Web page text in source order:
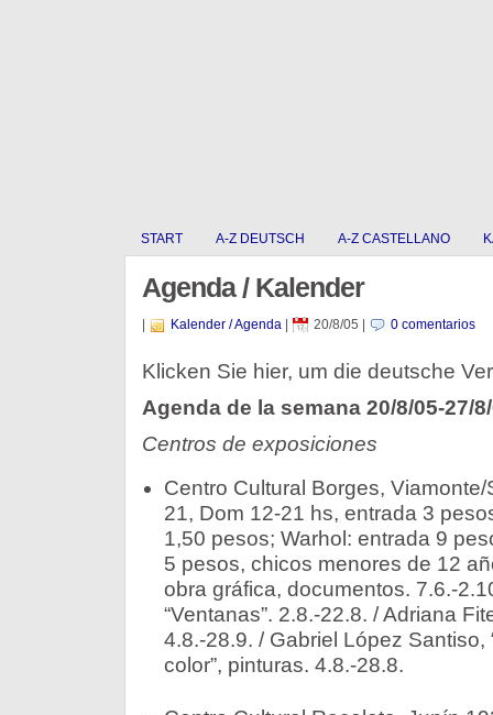
START A-Z DEUTSCH A-Z CASTELLANO
Agenda / Kalender
Kalender / Agenda| 20/8/05 0 comentarios
Klicken Sie hier, um die deutsche
Agenda de la semana 20/8/05-27/
Centros de exposiciones
Centro Cultural Borges,
21, Dom 12-21 hs, entrada 3
1,50 pesos; Warhol: entrada 9
5 pesos, chicos menores de 12
obra gráfica, documentos. 7.6.-
“Ventanas”. 2.8.-22.8. / Adriana
4.8.-28.9. / Gabriel López Santiso,
color”, pinturas. 4.8.-28.8.